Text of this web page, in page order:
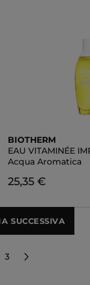
BIOTHERM
EAU VITAMINÉE
Acqua Aromatica
25,35 €
SUCCESSIVA
3